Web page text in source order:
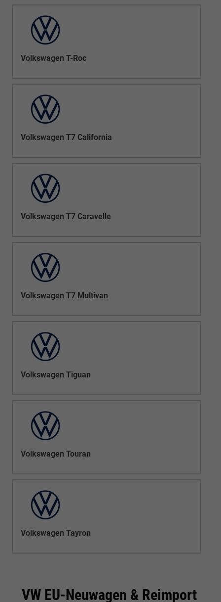
Volkswagen T-Roc
Volkswagen T7 California
Volkswagen T7 Caravelle
Volkswagen T7 Multivan
Volkswagen Tiguan
Volkswagen Touran
Volkswagen Tayron
VW EU-Neuwagen & Reimport